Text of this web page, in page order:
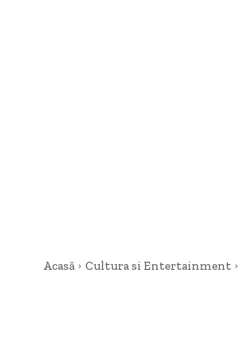
Acasă Cultura si Entertainment